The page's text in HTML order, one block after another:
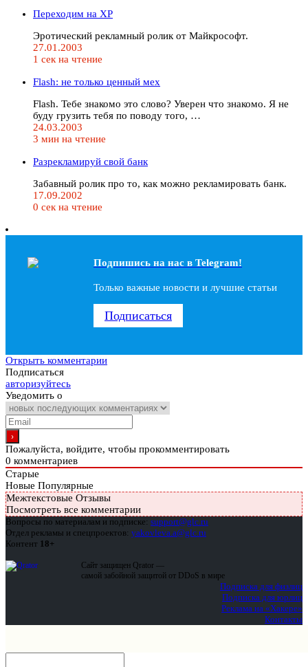
Переходим на ХР
Эротический рекламный ролик от Майкрософт.
27.01.2003
1 сек на чтение
Flash: не только ценный мех
Flash. Тебе знакомо это слово? Уверен что знакомо. Я не
буду грузить тебя по поводу того, …
24.03.2003
3 мин на чтение
Разрекламируй свой банк
Забавный ролик про то, как можно рекламировать банк.
17.09.2002
0 сек на чтение
Подпишись на наc в Telegram!
Только важные новости и лучшие статьи
Подписаться
Открыть комментарии
Подписаться
авторизуйтесь
Уведомить о
Пожалуйста, войдите, чтобы прокомментировать
0 комментариев
Старые
Новые Популярные
Межтекстовые Отзывы
Посмотреть все комментарии
Вопросы по материалам и подписке: support@glc.ru
Отдел рекламы и спецпроектов: yakovleva.a@glc.ru
Контент 18+
Сайт защищен Qrator —
самой забойной защитой от DDoS в мире
Подписка для физлиц
Подписка для юрлиц
Реклама на «Хакере»
Контакты